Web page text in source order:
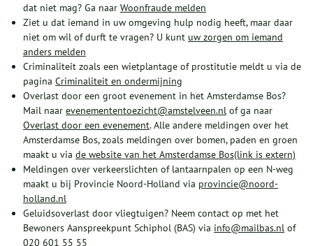
dat niet mag? Ga naar Woonfraude melden
Ziet u dat iemand in uw omgeving hulp nodig heeft, maar daar
niet om wil of durft te vragen? U kunt uw zorgen om iemand
anders melden
Criminaliteit zoals een wietplantage of prostitutie meldt u via de
pagina Criminaliteit en ondermijning
Overlast door een groot evenement in het Amsterdamse Bos?
Mail naar evenemententoezicht@amstelveen.nl of ga naar
Overlast door een evenement. Alle andere meldingen over het
Amsterdamse Bos, zoals meldingen over bomen, paden en groen
maakt u via de website van het Amsterdamse Bos(link is extern)
Meldingen over verkeerslichten of lantaarnpalen op een N-weg
maakt u bij Provincie Noord-Holland via provincie@noord-
holland.nl
Geluidsoverlast door vliegtuigen? Neem contact op met het
Bewoners Aanspreekpunt Schiphol (BAS) via info@mailbas.nl of
020 601 55 55